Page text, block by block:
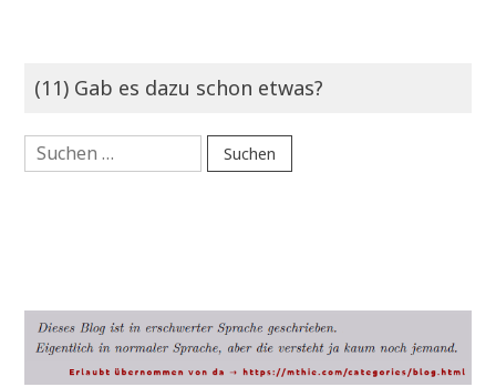
(11) Gab es dazu schon etwas?
Suchen
nach: